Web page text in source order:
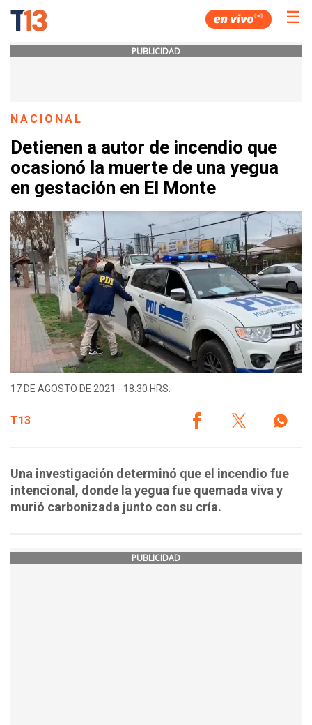
☰
PUBLICIDAD
NACIONAL
Detienen a autor de incendio que
ocasionó la muerte de una yegua
en gestación en El Monte
17 DE AGOSTO DE 2021 - 18:30 HRS.
T13
Una investigación determinó que el incendio fue
intencional, donde la yegua fue quemada viva y
murió carbonizada junto con su cría.
PUBLICIDAD